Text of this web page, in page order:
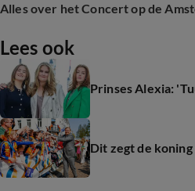
Alles over het Concert op de
Lees ook
Prinses Alexia:
Dit zegt de